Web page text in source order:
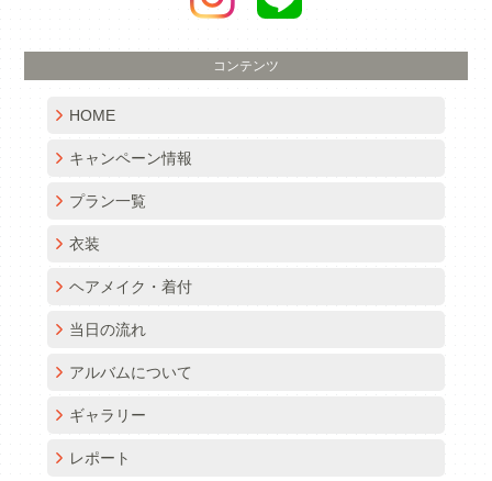
コンテンツ
HOME
キャンペーン情報
プラン一覧
衣装
ヘアメイク・着付
当日の流れ
アルバムについて
ギャラリー
レポート